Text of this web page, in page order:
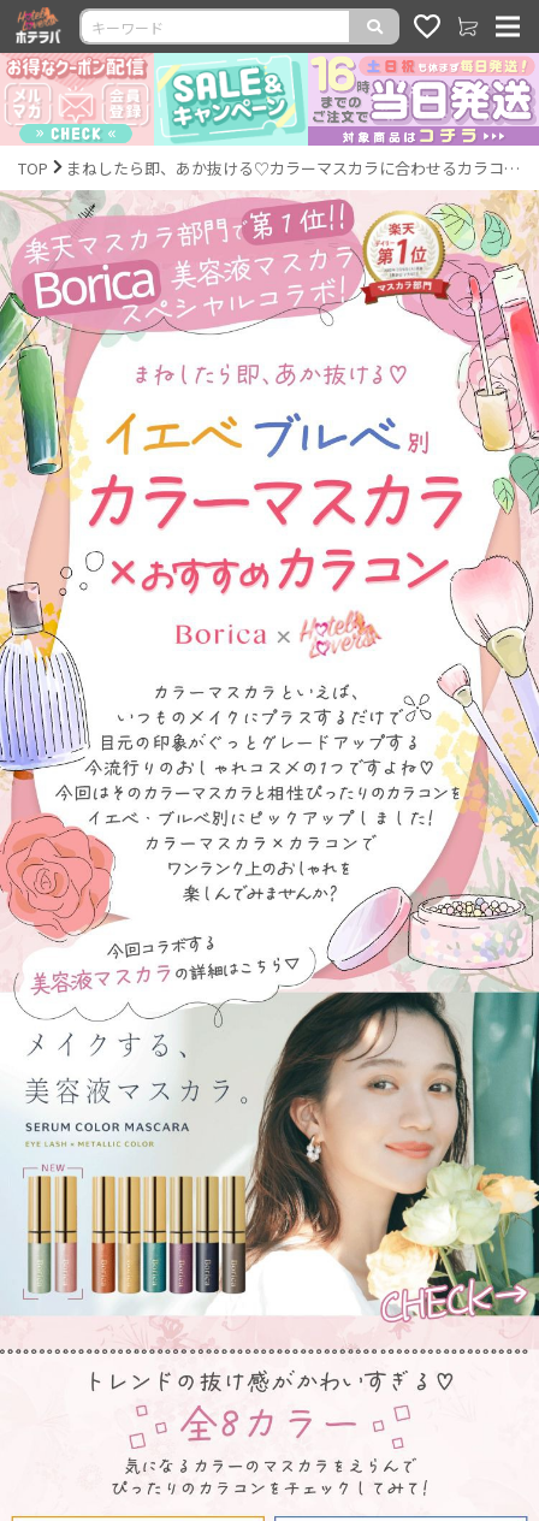
TOP まねしたら即、あか抜ける♡カラーマスカラに合わせるカラコン特集！｜激安カラコン通販ホテラバ